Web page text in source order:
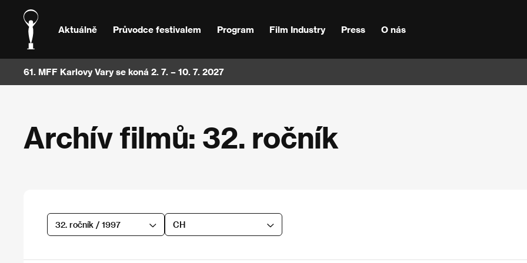
Aktuálně Průvodce festivalem Program Film Industry Press O nás
61. MFF Karlovy Vary se koná 2. 7. – 10. 7. 2027
Archív filmů: 32. ročník
32. ročník / 1997 CH